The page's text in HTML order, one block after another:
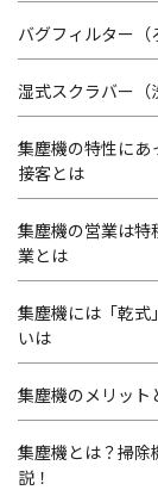
バグフィルター
湿式スクラバー（
集塵機の特性にあ
接客とは
集塵機の営業は特
業とは
集塵機には「乾式
いは
集塵機のメリット
集塵機とは？掃除
説！